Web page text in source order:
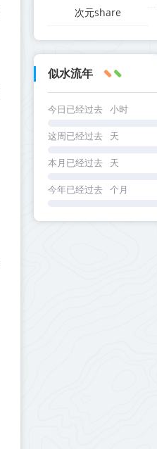
次元share
似水流年
今日已经过去 小时
这周已经过去 天
本月已经过去 天
今年已经过去 个月